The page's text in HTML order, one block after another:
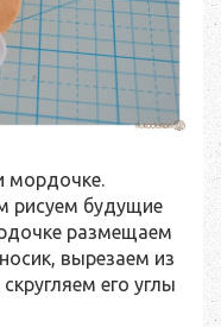
мордочке.
рисуем будущие
размещаем
вырезаем из
его углы